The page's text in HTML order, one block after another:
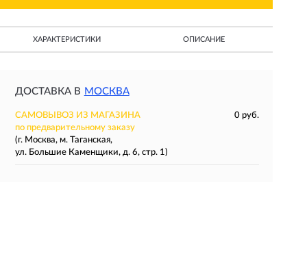
ХАРАКТЕРИСТИКИ ОПИСАНИЕ
ДОСТАВКА В МОСКВА
САМОВЫВОЗ ИЗ МАГАЗИНА
0 руб.
по предварительному заказу
(г. Москва, м. Таганская,
ул. Большие Каменщики, д. 6, стр. 1)